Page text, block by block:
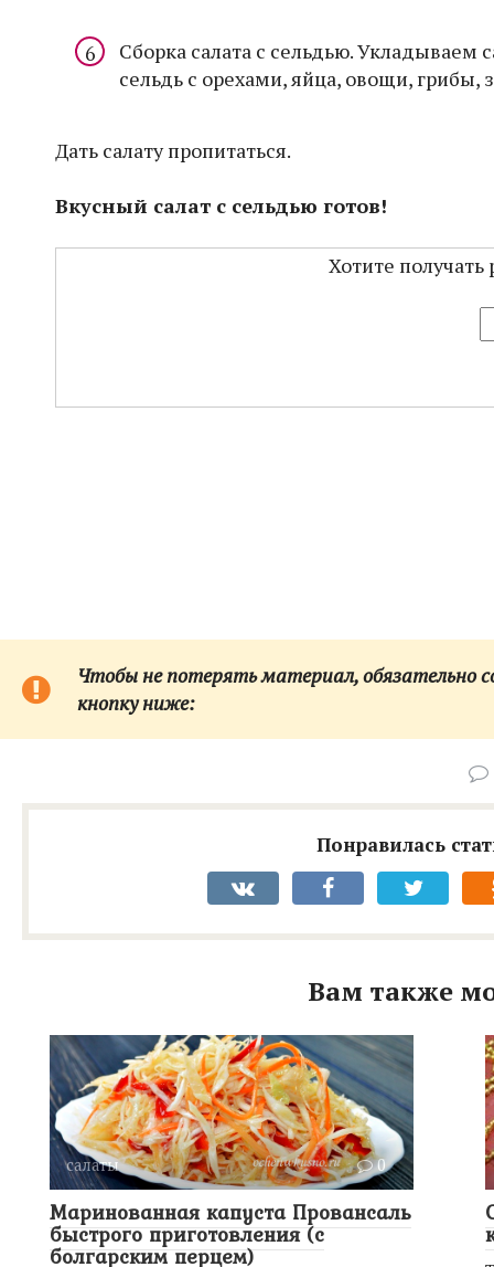
Сборка салата с сельдью. Укладываем
сельдь с орехами, яйца, овощи, грибы,
Дать салату пропитаться.
Вкусный салат с сельдью готов!
Хотите
Чтобы не потерять материал, обязательно
кнопку ниже:
Понравилась
Вам также
салаты 0
Маринованная капуста Провансаль
быстрого приготовления (с
болгарским перцем)